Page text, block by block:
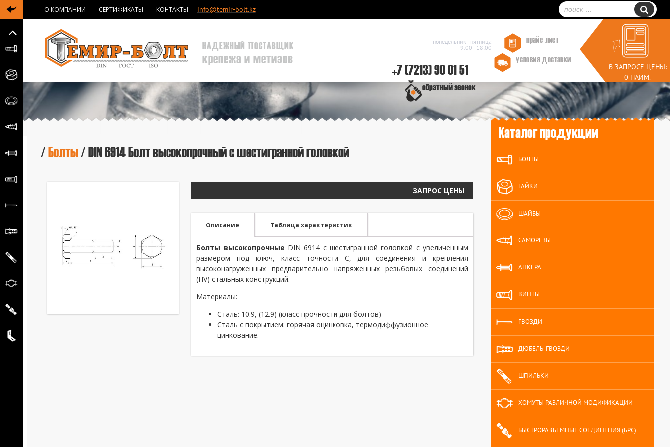
О КОМПАНИИ СЕРТИФИКАТЫ КОНТАКТЫ info@temir-bolt.kz
НАДЕЖНЫЙ ПОСТАВЩИК
крепежа и метизов
прайс-лист
условия доставки
- понедельник - пятница
9:00 - 18:00
+7 (7213) 90 01 51
обратный звонок
В ЗАПРОСЕ ЦЕНЫ:
0 НАИМ.
/Болты/ DIN 6914 Болт высокопрочный с шестигранной головкой
ЗАПРОС ЦЕНЫ
Описание Таблица характеристик
Болты высокопрочные DIN 6914 с шестигранной головкой с увеличенным
размером под ключ, класс точности С, для соединения и крепления
высоконагруженных предварительно напряженных резьбовых соединений
(HV) стальных конструкций.
Материалы:
Сталь: 10.9, (12.9) (класс прочности для болтов)
Сталь с покрытием: горячая оцинковка, термодиффузионное
цинкование.
Каталог продукции
БОЛТЫ
ГАЙКИ
ШАЙБЫ
САМОРЕЗЫ
АНКЕРА
ВИНТЫ
ГВОЗДИ
ДЮБЕЛЬ-ГВОЗДИ
ШПИЛЬКИ
ХОМУТЫ РАЗЛИЧНОЙ МОДИФИКАЦИИ
БЫСТРОРАЗЪЕМНЫЕ СОЕДИНЕНИЯ (БРС)